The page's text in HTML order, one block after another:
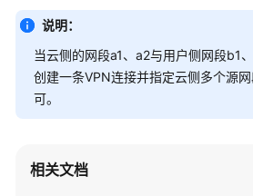
明
快
速
入
门
户
说明：
当云侧的网段a1、a2与用户侧网段b1
创建一条VPN连接并指定云侧多个源
可。
相关文档